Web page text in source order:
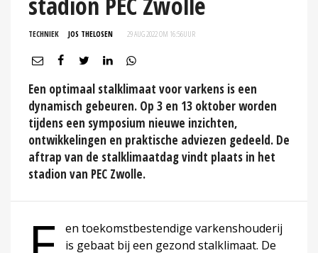
TECHNIEK JOS THELOSEN 29 AUG 2022 OM 16:56UUR
Een optimaal stalklimaat voor varkens is een
dynamisch gebeuren. Op 3 en 13 oktober worden
tijdens een symposium nieuwe inzichten,
ontwikkelingen en praktische adviezen gedeeld. De
aftrap van de stalklimaatdag vindt plaats in het
stadion van PEC Zwolle.
en toekomstbestendige varkenshouderij
is gebaat bij een gezond stalklimaat. De